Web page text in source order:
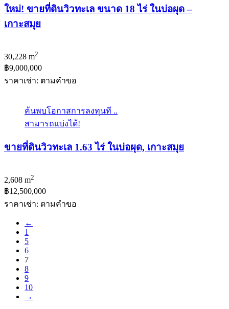
ใหม่! ขายที่ดินวิวทะเล ขนาด 18 ไร่ ในบ่อผุด –
เกาะสมุย
30,228 m2
฿9,000,000
ราคาเช่า: ตามคําขอ
ค้นพบโอกาสการลงทุนที ..
สามารถแบ่งได้!
ขายที่ดินวิวทะเล 1.63 ไร่ ในบ่อผุด, เกาะสมุย
2,608 m2
฿12,500,000
ราคาเช่า: ตามคําขอ
←
1
5
6
7
8
9
10
→